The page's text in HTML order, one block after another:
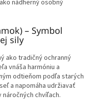
nádherný osobný
– Symbol
sily
ako tradičný ochranný
vnáša harmóniu a
odtieňom podľa starých
a napomáha udržiavať
chvíľach.